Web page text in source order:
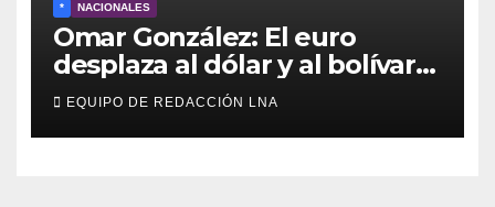
* NACIONALES
Omar González: El euro
desplaza al dólar y al bolívar
en medio del caos económico
EQUIPO DE REDACCIÓN LNA